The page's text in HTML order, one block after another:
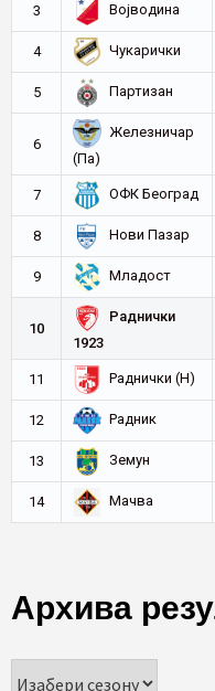
3 Војводина
4 Чукарички
5 Партизан
6
Железничар
(Па)
7 ОФК Београд
8 Нови Пазар
9 Младост
10
Раднички
1923
11 Раднички (Н)
12 Радник
13 Земун
14 Мачва
Архива